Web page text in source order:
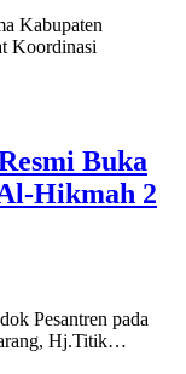
Kabupaten
Koordinasi
Buka
Hikmah 2
Pesantren pada
Hj.Titik…